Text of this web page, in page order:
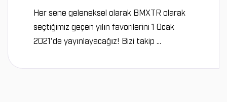
Her sene geleneksel olarak BMXTR olarak
seçtiğimiz geçen yılın favorilerini 1 Ocak
2021'de yayınlayacağız! Bizi takip ...